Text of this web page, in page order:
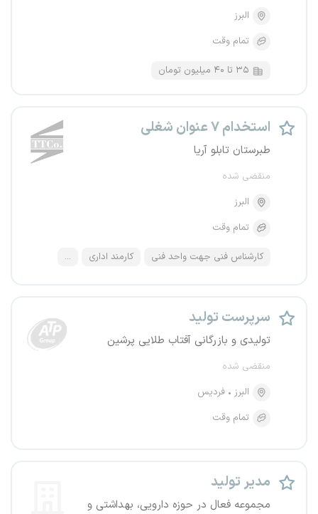
البرز
تمام وقت
۳۵ تا ۴۰ میلیون تومان
استخدام ۷ عنوان شغلی
طبرستان تابلو آریا
منقضی شده
البرز
تمام وقت
کارشناس فنی جهت واحد فنی کارمند اداری ...
سرپرست تولید
تولیدی و بازرگانی آفتاب طلایی پرشین
منقضی شده
البرز
فردیس
تمام وقت
مدیر تولید
مجموعه فعال در حوزه دارویی، بهداشتی و